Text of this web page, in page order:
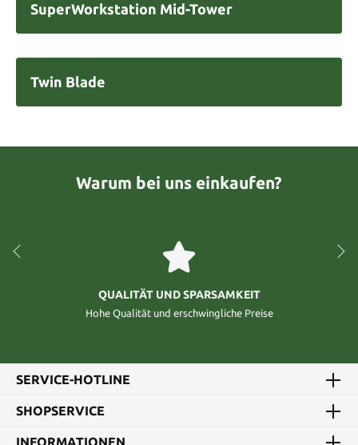
SuperWorkstation Mid-Tower
Twin Blade
Warum bei uns einkaufen?
QUALITÄT UND SPARSAMKEIT
Hohe Qualität und erschwingliche Preise
SERVICE-HOTLINE
SHOPSERVICE
INFORMATIONEN